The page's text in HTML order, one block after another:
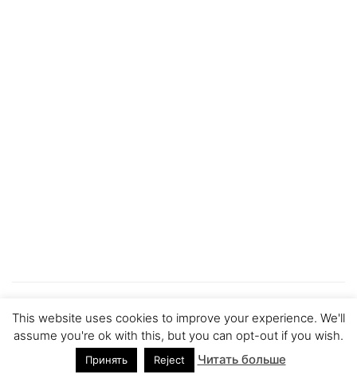
Save
This website uses cookies to improve your experience. We'll
assume you're ok with this, but you can opt-out if you wish.
Принять Reject Читать больше